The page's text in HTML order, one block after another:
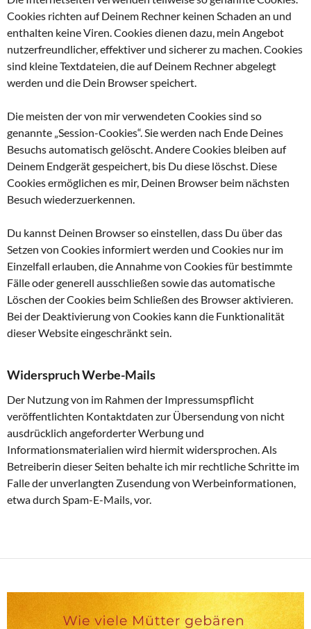
Cookies richten auf Deinem Rechner keinen Schaden an und
enthalten keine Viren. Cookies dienen dazu, mein Angebot
nutzerfreundlicher, effektiver und sicherer zu machen. Cookies
sind kleine Textdateien, die auf Deinem Rechner abgelegt
werden und die Dein Browser speichert.
Die meisten der von mir verwendeten Cookies sind so
genannte „Session-Cookies“. Sie werden nach Ende Deines
Besuchs automatisch gelöscht. Andere Cookies bleiben auf
Deinem Endgerät gespeichert, bis Du diese löschst. Diese
Cookies ermöglichen es mir, Deinen Browser beim nächsten
Besuch wiederzuerkennen.
Du kannst Deinen Browser so einstellen, dass Du über das
Setzen von Cookies informiert werden und Cookies nur im
Einzelfall erlauben, die Annahme von Cookies für bestimmte
Fälle oder generell ausschließen sowie das automatische
Löschen der Cookies beim Schließen des Browser aktivieren.
Bei der Deaktivierung von Cookies kann die Funktionalität
dieser Website eingeschränkt sein.
Widerspruch Werbe-Mails
Der Nutzung von im Rahmen der Impressumspflicht
veröffentlichten Kontaktdaten zur Übersendung von nicht
ausdrücklich angeforderter Werbung und
Informationsmaterialien wird hiermit widersprochen. Als
Betreiberin dieser Seiten behalte ich mir rechtliche Schritte im
Falle der unverlangten Zusendung von Werbeinformationen,
etwa durch Spam-E-Mails, vor.